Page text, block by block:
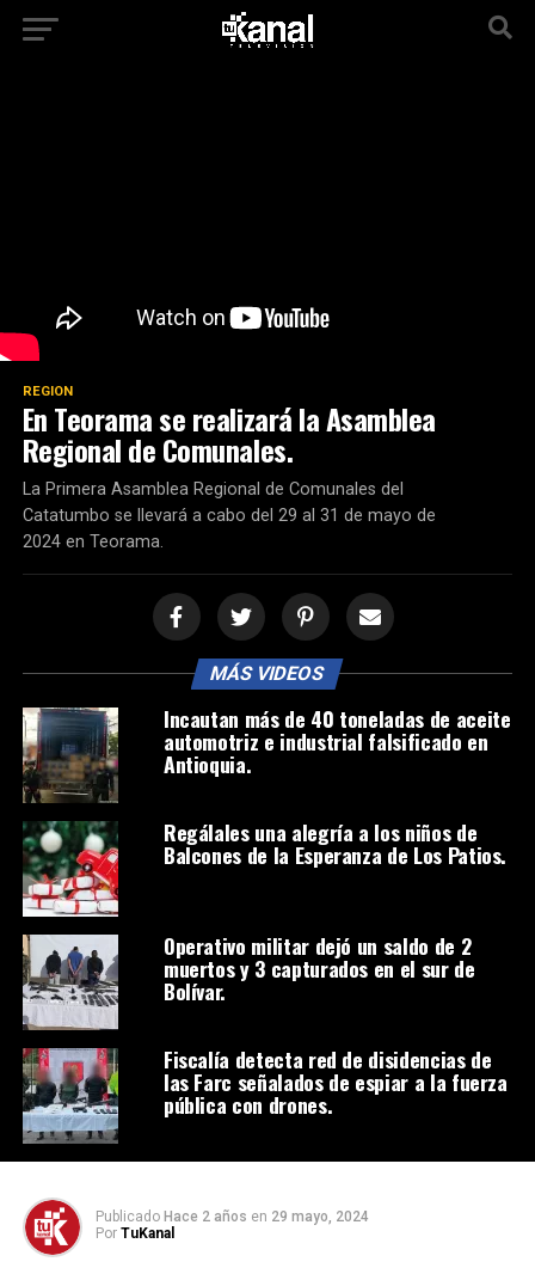
REGION
En Teorama se realizará la Asamblea
Regional de Comunales.
La Primera Asamblea Regional de Comunales del
Catatumbo se llevará a cabo del 29 al 31 de mayo de
2024 en Teorama.
MÁS VIDEOS
Incautan más de 40 toneladas de aceite
automotriz e industrial falsificado en
Antioquia.
Regálales una alegría a los niños de
Balcones de la Esperanza de Los Patios.
Operativo militar dejó un saldo de 2
muertos y 3 capturados en el sur de
Bolívar.
Fiscalía detecta red de disidencias de
las Farc señalados de espiar a la fuerza
pública con drones.
Publicado Hace 2 años en 29 mayo, 2024
Por TuKanal